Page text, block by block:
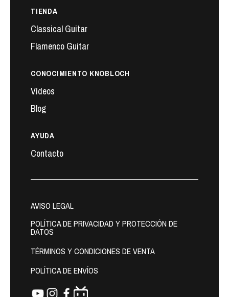
TIENDA
Classical Guitar
Flamenco Guitar
CONOCIMIENTO KNOBLOCH
Vídeos
Blog
AYUDA
Contacto
AVISO LEGAL
POLÍTICA DE PRIVACIDAD Y PROTECCIÓN DE
DATOS
TÉRMINOS Y CONDICIONES DE VENTA
POLÍTICA DE ENVÍOS